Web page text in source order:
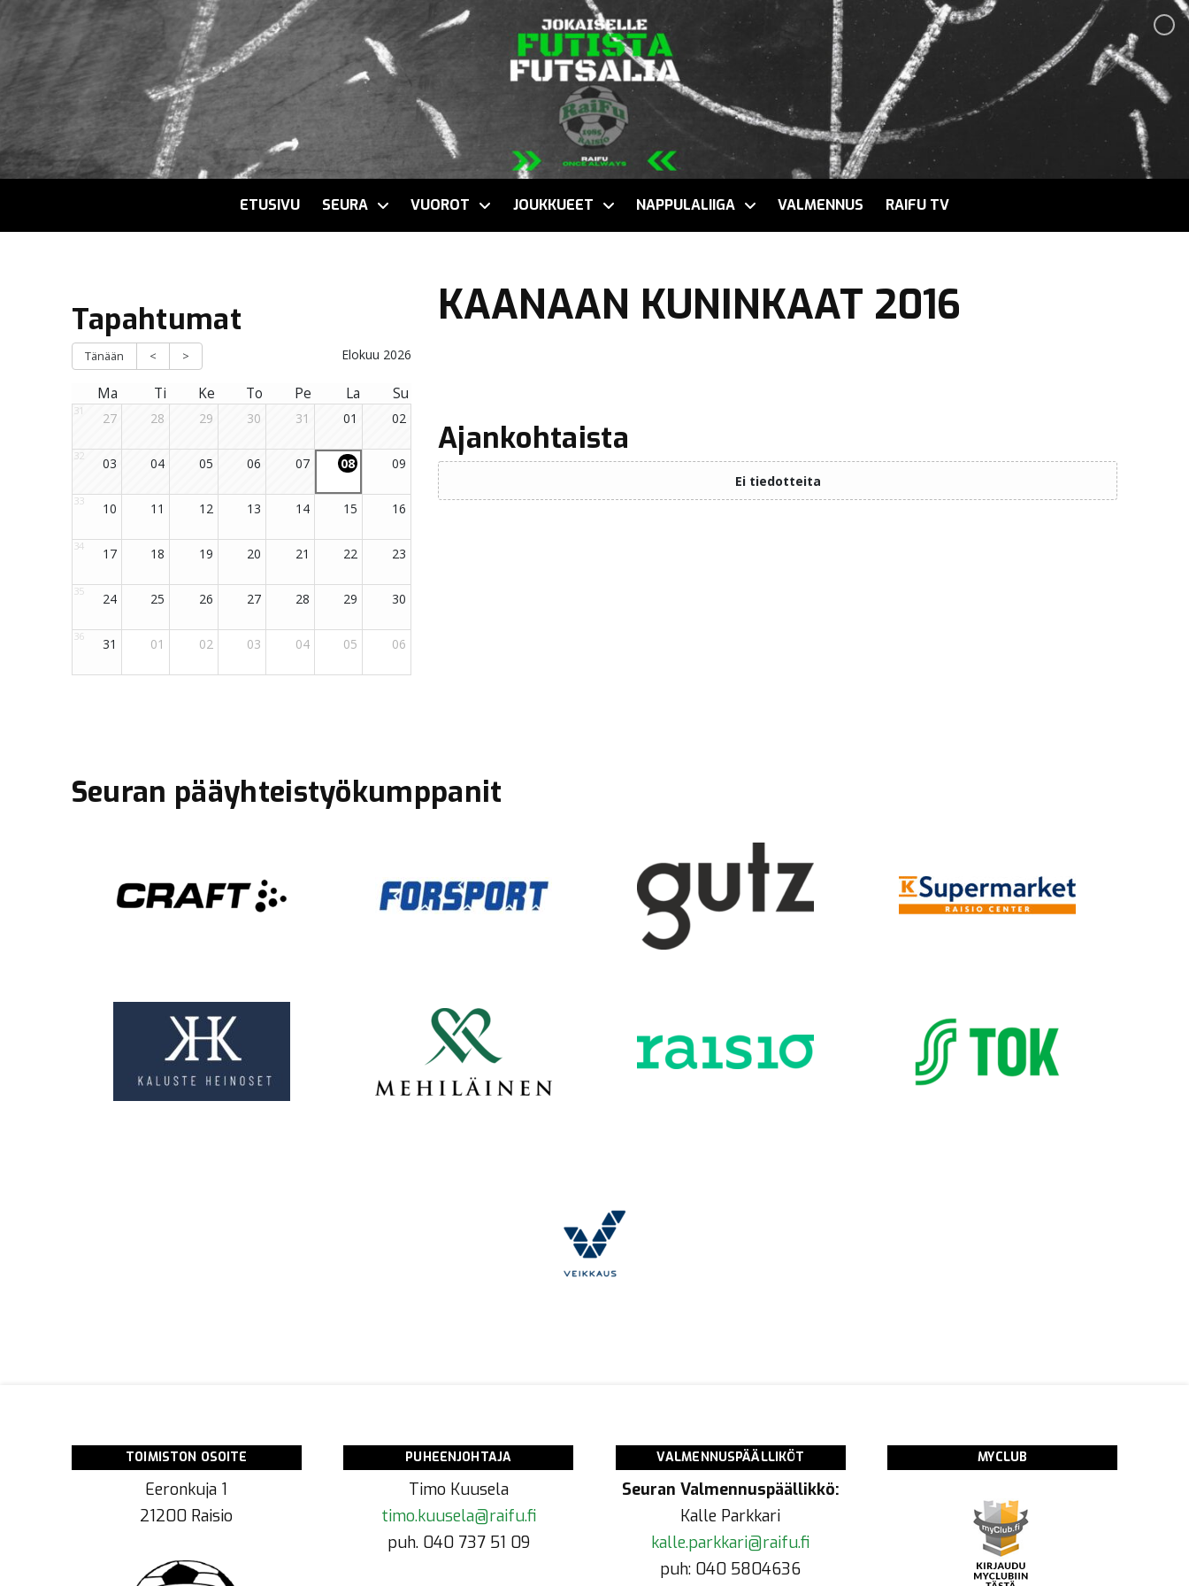
ETUSIVU SEURA VUOROT JOUKKUEET NAPPULALIIGA VALMENNUS RAIFU TV
Tapahtumat KAANAAN KUNINKAAT 2016
Ajankohtaista
Seuran pääyhteistyökumppanit
TOIMISTON OSOITE
Eeronkuja 1
21200 Raisio
PUHEENJOHTAJA
Timo Kuusela
timo.kuusela@raifu.fi
puh. 040 737 51 09
VALMENNUSPÄÄLLIKÖT
Seuran Valmennuspäällikkö:
Kalle Parkkari
kalle.parkkari@raifu.fi
puh: 040 5804636
MYCLUB